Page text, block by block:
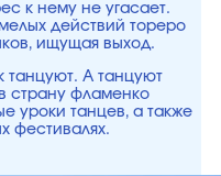
к нему не угасает.
действий тореро
ищущая выход.
танцуют. А танцуют
страну фламенко
уроки танцев, а также
фестивалях.